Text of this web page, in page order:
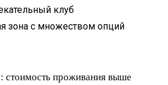
клуб
зона с множеством опций
стоимость проживания выше